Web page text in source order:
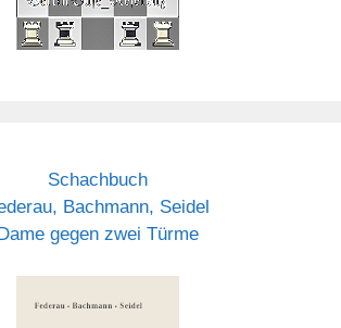
Schachbuch
Bachmann, Seidel
Dame gegen zwei Türme